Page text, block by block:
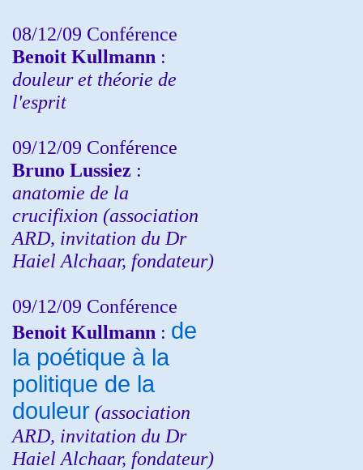
08/12/09 Conférence
Benoit Kullmann :
douleur et théorie de
l'esprit
09/12/09 Conférence
Bruno Lussiez :
anatomie de la
crucifixion (association
ARD, invitation du Dr
Haiel Alchaar, fondateur)
09/12/09 Conférence
Benoit Kullmann : de
la poétique à la
politique de la
douleur (association
ARD, invitation du Dr
Haiel Alchaar, fondateur)